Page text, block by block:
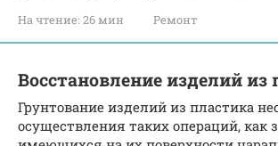
На чтение: 26 мин Ремонт
Восстановление изделий из
Грунтование изделий из пластика
осуществления таких операций, как